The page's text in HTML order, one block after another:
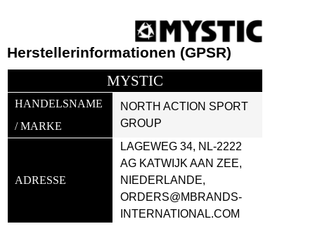
Herstellerinformationen (GPSR)
MYSTIC
HANDELSNAME
/ MARKE
NORTH ACTION SPORT
GROUP
ADRESSE
LAGEWEG 34, NL-2222
AG KATWIJK AAN ZEE,
NIEDERLANDE,
ORDERS@MBRANDS-
INTERNATIONAL.COM